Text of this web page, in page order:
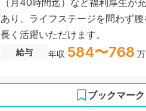
（月40時間迄）など福利厚生が
あり、ライフステージを問わず
長く活躍いただけます。
給与 年収 584〜768
ブックマーク